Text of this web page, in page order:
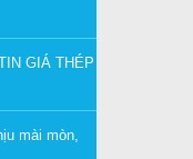
GIÁ THÉP
mài mòn,